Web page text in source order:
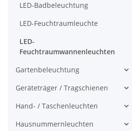
LED-Badbeleuchtung
LED-Feuchtraumleuchte
LED-
Feuchtraumwannenleuchten
Gartenbeleuchtung
Geräteträger / Tragschienen
Hand- / Taschenleuchten
Hausnummernleuchten